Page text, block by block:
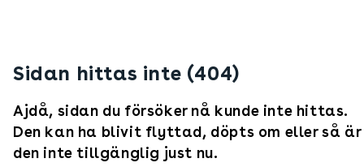
Sidan hittas inte (404)
Ajdå, sidan du försöker nå kunde inte hittas.
Den kan ha blivit flyttad, döpts om eller så är
den inte tillgänglig just nu.